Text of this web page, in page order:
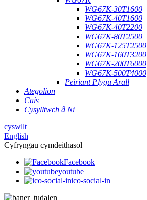
WG67K-30T1600
WG67K-40T1600
WG67K-40T2200
WG67K-80T2500
WG67K-125T2500
WG67K-160T3200
WG67K-200T6000
WG67K-500T4000
Peiriant Plygu Arall
Ategolion
Cais
Cysylltwch â Ni
cyswllt
English
Cyfryngau cymdeithasol
Facebook
youtube
ico-social-in